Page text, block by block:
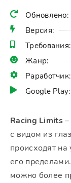
Обновлено:
Версия:
Требования:
Жанр:
Раработчик:
Google Play:
Racing Limits–
с видом из
происходят
его
можно более